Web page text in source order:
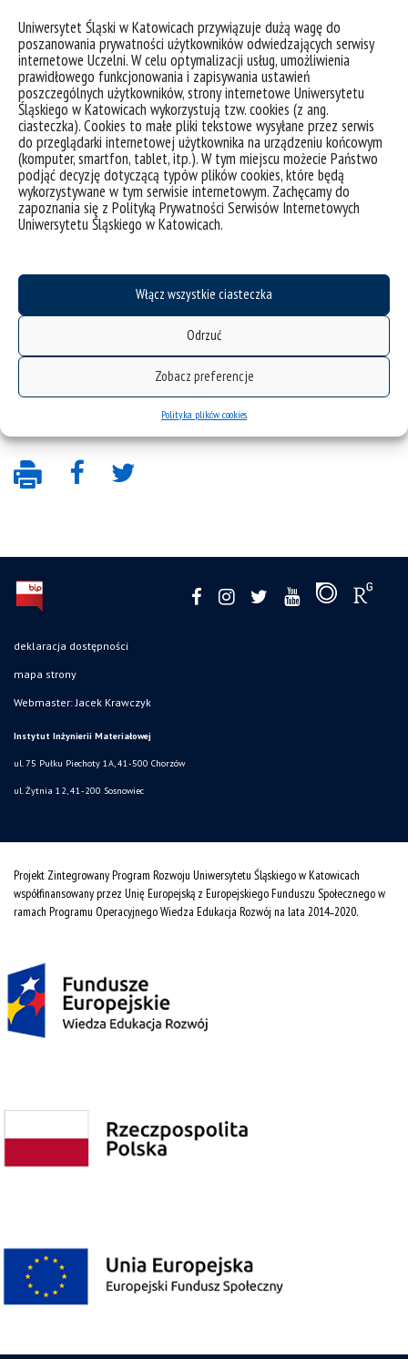
Uniwersytet Śląski w Katowicach przywiązuje dużą wagę do
poszanowania prywatności użytkowników odwiedzających serwisy
internetowe Uczelni. W celu optymalizacji usług, umożliwienia
prawidłowego funkcjonowania i zapisywania ustawień
poszczególnych użytkowników, strony internetowe Uniwersytetu
Śląskiego w Katowicach wykorzystują tzw. cookies (z ang.
ciasteczka). Cookies to małe pliki tekstowe wysyłane przez serwis
do przeglądarki internetowej użytkownika na urządzeniu końcowym
(komputer, smartfon, tablet, itp.). W tym miejscu możecie Państwo
podjąć decyzję dotyczącą typów plików cookies, które będą
wykorzystywane w tym serwisie internetowym. Zachęcamy do
zapoznania się z Polityką Prywatności Serwisów Internetowych
Uniwersytetu Śląskiego w Katowicach.
Włącz wszystkie ciasteczka
Odrzuć
Zobacz preferencje
Polityka plików cookies
Kontakt
Galeria
deklaracja dostępności
mapa strony
Webmaster: Jacek Krawczyk
Instytut Inżynierii Materiałowej
ul. 75 Pułku Piechoty 1A, 41-500 Chorzów
ul. Żytnia 12, 41-200 Sosnowiec
Projekt Zintegrowany Program Rozwoju Uniwersytetu Śląskiego w Katowicach
współfinansowany przez Unię Europejską z Europejskiego Funduszu Społecznego w
ramach Programu Operacyjnego Wiedza Edukacja Rozwój na lata 2014˗2020.